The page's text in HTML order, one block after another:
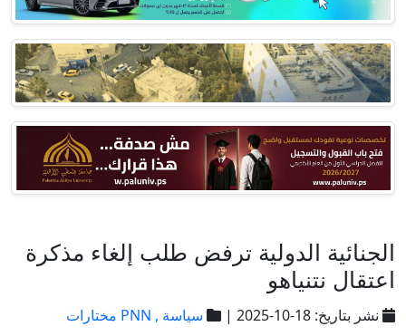
الجنائية الدولية ترفض طلب إلغاء مذكرة
اعتقال نتنياهو
نشر بتاريخ: 18-10-2025 | سياسة , PNN مختارات